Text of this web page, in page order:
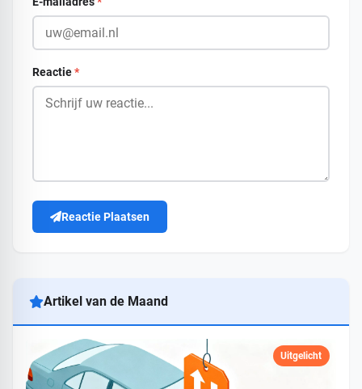
Reactie*
Reactie Plaatsen
Artikel van de Maand
Uitgelicht